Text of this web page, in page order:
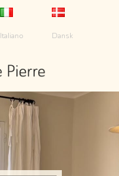
Italiano Dansk